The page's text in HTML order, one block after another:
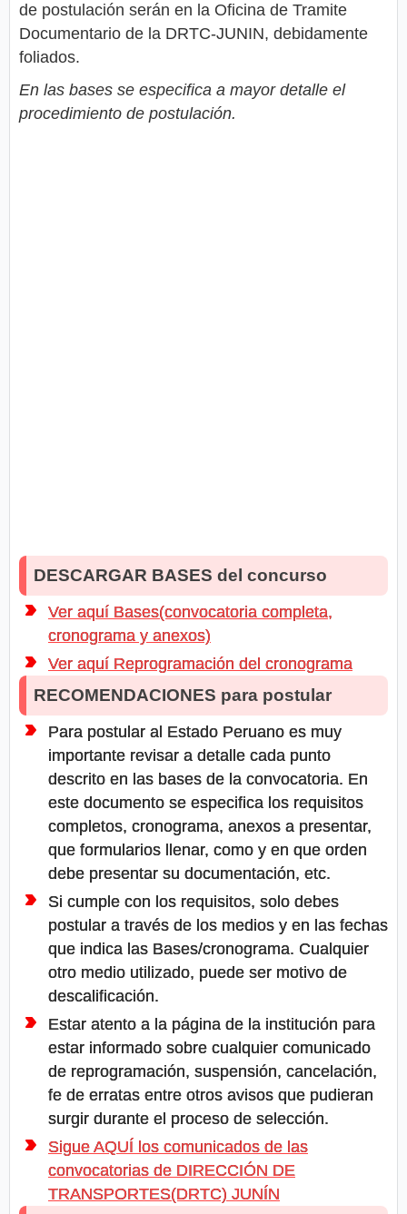
de postulación serán en la Oficina de Tramite
Documentario de la DRTC-JUNIN, debidamente
foliados.
En las bases se especifica a mayor detalle el
procedimiento de postulación.
DESCARGAR BASES del concurso
Ver aquí Bases(convocatoria completa,
cronograma y anexos)
Ver aquí Reprogramación del cronograma
RECOMENDACIONES para postular
Para postular al Estado Peruano es muy
importante revisar a detalle cada punto
descrito en las bases de la convocatoria. En
este documento se especifica los requisitos
completos, cronograma, anexos a presentar,
que formularios llenar, como y en que orden
debe presentar su documentación, etc.
Si cumple con los requisitos, solo debes
postular a través de los medios y en las fechas
que indica las Bases/cronograma. Cualquier
otro medio utilizado, puede ser motivo de
descalificación.
Estar atento a la página de la institución para
estar informado sobre cualquier comunicado
de reprogramación, suspensión, cancelación,
fe de erratas entre otros avisos que pudieran
surgir durante el proceso de selección.
Sigue AQUÍ los comunicados de las
convocatorias de DIRECCIÓN DE
TRANSPORTES(DRTC) JUNÍN